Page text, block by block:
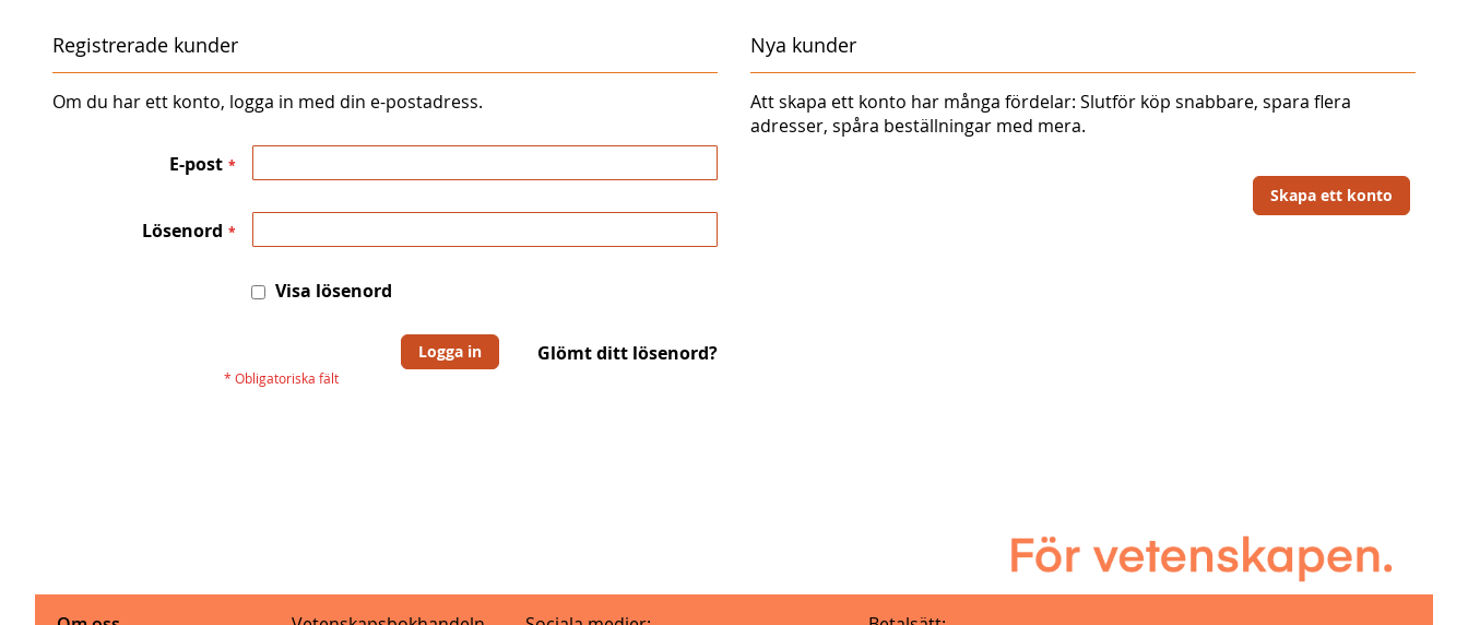
Registrerade kunder
Om du har ett konto, logga in med din e-postadress.
E-post
Lösenord
Visa lösenord
Logga in Glömt ditt lösenord?
Nya kunder
Att skapa ett konto har många fördelar: Slutför köp snabbare, spara flera
adresser, spåra beställningar med mera.
Skapa ett konto